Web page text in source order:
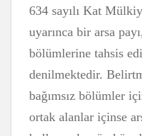
634 sayılı Kat
uyarınca bir arsa
bölümlerine tahsis
denilmektedir.
bağımsız bölümler
ortak alanlar içinse